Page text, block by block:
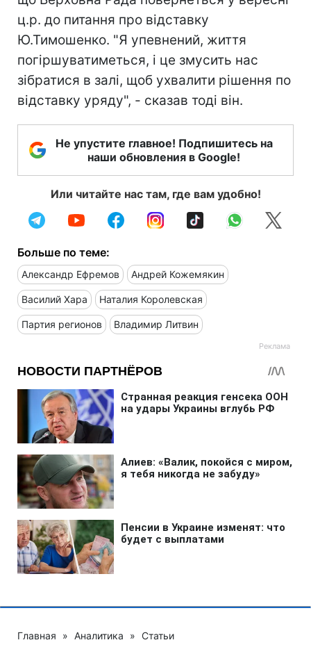
ц.р. до питання про відставку
Ю.Тимошенко. "Я упевнений, життя
погіршуватиметься, і це змусить нас
зібратися в залі, щоб ухвалити рішення по
відставку уряду", - сказав тоді він.
Не упустите главное! Подпишитесь на
наши обновления в Google!
Или читайте нас там, где вам удобно!
Больше по теме:
Александр Ефремов Андрей Кожемякин
Василий Хара Наталия Королевская
Партия регионов Владимир Литвин
Главная » Аналитика » Статьи